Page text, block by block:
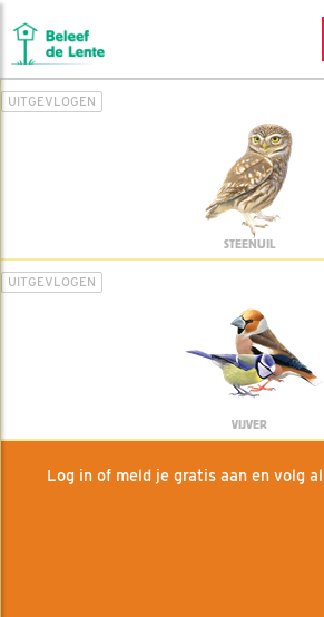
UITGEVLOGEN
STEENUIL
UITGEVLOGEN
VIJVER
Log in of meld je gratis aan en volg